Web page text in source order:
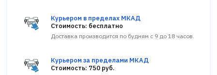
Курьером в пределах МКАД
Стоимость: бесплатно
Доставка производится по будням с 9 до 18 часов.
Курьером за пределами МКАД
Стоимость: 750 руб.